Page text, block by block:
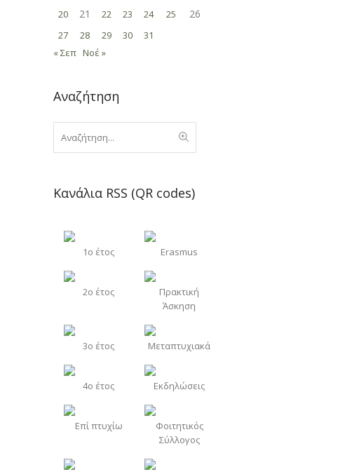
20 21 22 23 24 25 26
27 28 29 30
31
« Σεπ Νοέ »
Αναζήτηση
Κανάλια RSS (QR codes)
1o έτος Erasmus
2o έτος
Πρακτική
Άσκηση
3o έτος Μεταπτυχιακά
4o έτος Εκδηλώσεις
Επί πτυχίω
Φοιτητικός
Σύλλογος